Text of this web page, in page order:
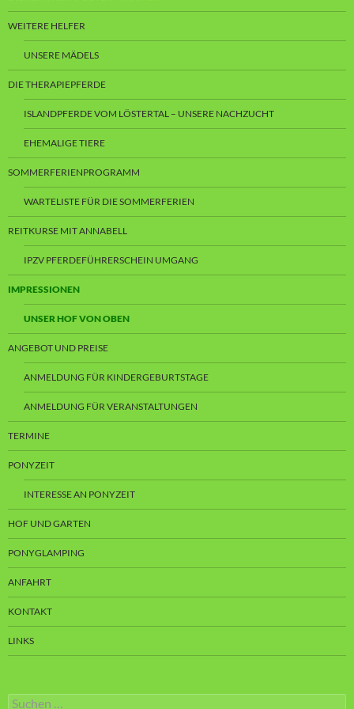
WEITERE HELFER
UNSERE MÄDELS
DIE THERAPIEPFERDE
ISLANDPFERDE VOM LÖSTERTAL – UNSERE NACHZUCHT
EHEMALIGE TIERE
SOMMERFERIENPROGRAMM
WARTELISTE FÜR DIE SOMMERFERIEN
REITKURSE MIT ANNABELL
IPZV PFERDEFÜHRERSCHEIN UMGANG
IMPRESSIONEN
UNSER HOF VON OBEN
ANGEBOT UND PREISE
ANMELDUNG FÜR KINDERGEBURTSTAGE
ANMELDUNG FÜR VERANSTALTUNGEN
TERMINE
PONYZEIT
INTERESSE AN PONYZEIT
HOF UND GARTEN
PONYGLAMPING
ANFAHRT
KONTAKT
LINKS
Suchen